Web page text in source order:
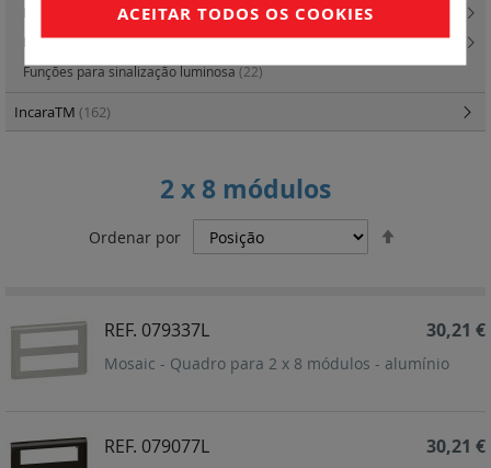
2 x 8 módulos
Ordenar por
REF. 079337L
Mosaic - Quadro para 2 x 8 módulos - alumínio
30,21 €
REF. 079077L 30,21 €
Lâmpadas LED para substituição(1)
Lâmpadas Easy-Led e outras(7)
Funções para sinalização luminosa(22)
IncaraTM (162)
ACEITAR TODOS OS COOKIES